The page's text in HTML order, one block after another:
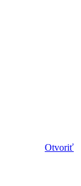
Otvoriť